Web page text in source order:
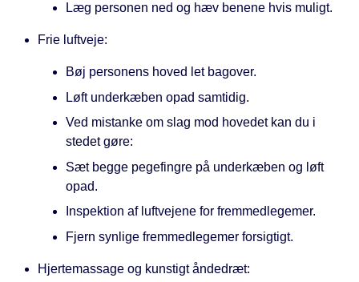
Læg personen ned og hæv benene hvis muligt.
Frie luftveje:
Bøj personens hoved let bagover.
Løft underkæben opad samtidig.
Ved mistanke om slag mod hovedet kan du i
stedet gøre:
Sæt begge pegefingre på underkæben og løft
opad.
Inspektion af luftvejene for fremmedlegemer.
Fjern synlige fremmedlegemer forsigtigt.
Hjertemassage og kunstigt åndedræt: